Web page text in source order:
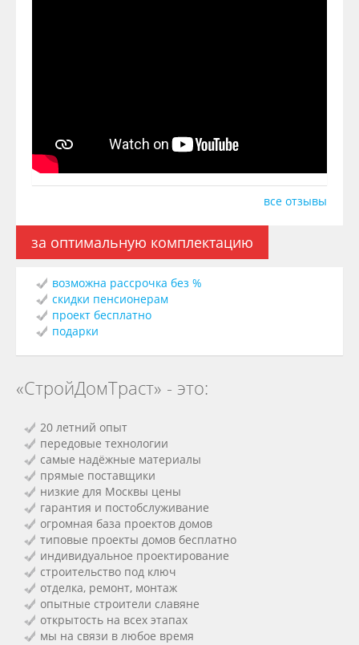
все отзывы
за оптимальную комплектацию
возможна рассрочка без %
скидки пенсионерам
проект бесплатно
подарки
«СтройДомТраст» - это:
20 летний опыт
передовые технологии
самые надёжные материалы
прямые поставщики
низкие для Москвы цены
гарантия и постобслуживание
огромная база проектов домов
типовые проекты домов бесплатно
индивидуальное проектирование
строительство под ключ
отделка, ремонт, монтаж
опытные строители славяне
открытость на всех этапах
мы на связи в любое время